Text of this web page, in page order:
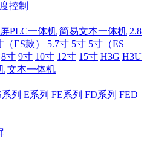
控制
PLC一体机 简易文本一体机 2.8
（ES款） 5.7寸 5寸 5寸（ES
8寸 9寸 10寸 12寸 15寸 H3G H3U
文本一体机
系列 E系列 FE系列 FD系列 FED